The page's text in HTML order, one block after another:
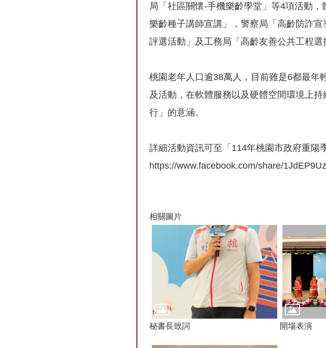
局「社區關懷-手機樂齡學堂」等4項活動
樂齡種子講師宣講」，警察局「高齡防詐
評選活動」及工務局「高齡友善公共工程
桃園老年人口逾38萬人，目前雖是6都最年
及活動，在軟體服務以及硬體空間環境上
行」的意涵。
詳細活動資訊可至「114年桃園市政府重陽
https://www.facebook.com/share/
相關圖片
秘書長致詞 開場表演